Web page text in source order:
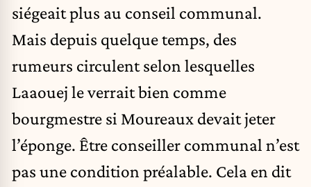
siégeait plus au conseil communal.
Mais depuis quelque temps, des
rumeurs circulent selon lesquelles
Laaouej le verrait bien comme
bourgmestre si Moureaux devait jeter
l’éponge. Être conseiller communal n’est
pas une condition préalable. Cela en dit